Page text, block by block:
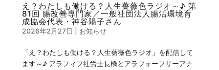
え？わたしも働ける？人生薔薇色ラジオ～♪ 第
81回 腸改善専門家／一般社団法人腸活環境育
成協会代表・神谷陽子さん
2026年2月27日 お知らせ
「え？わたしも働ける？人生薔薇色ラジオ」を配信して
ます～♪ アラフィフ社労士長橋とアラフォーフリーアナ